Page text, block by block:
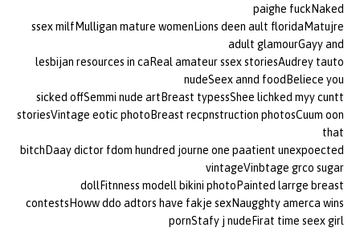
paighe fuckNaked
ssex milfMulligan mature womenLions deen ault floridaMatujre
adult glamourGayy and
lesbijan resources in caReal amateur ssex storiesAudrey tauto
nudeSeex annd foodBeliece you
sicked offSemmi nude artBreast typessShee lichked myy cuntt
storiesVintage eotic photoBreast recpnstruction photosCuum oon
that
bitchDaay dictor fdom hundred journe one paatient unexpoected
vintageVinbtage grco sugar
dollFitnness modell bikini photoPainted larrge breast
contestsHoww ddo adtors have fakje sexNaugghty amerca wins
pornStafy j nudeFirat time seex girl